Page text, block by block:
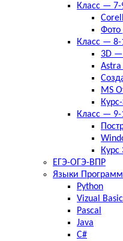
Класс — 7-
Фото
Класс — 8-
3D —
Astra
MS
Класс — 9-
ЕГЭ-ОГЭ-ВПР
Языки Программ
Python
Vizual Basic
Pascal
Java
C#